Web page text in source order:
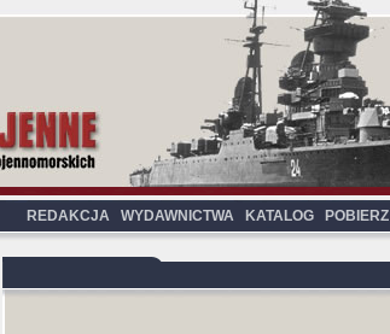
REDAKCJA WYDAWNICTWA KATALOG POBIERZ